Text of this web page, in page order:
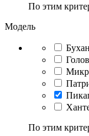
По этим
Модель
По этим